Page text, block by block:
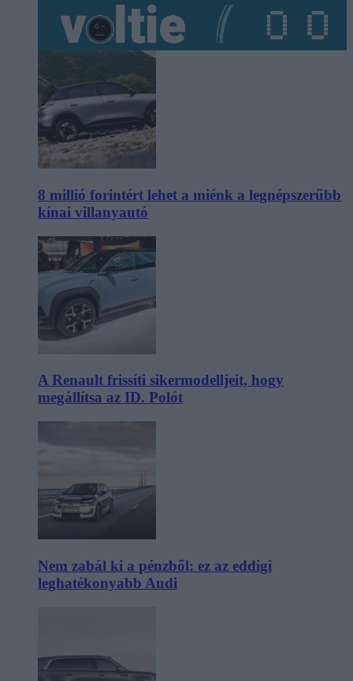
8 millió forintért lehet a miénk a legnépszerűbb
kínai villanyautó
A Renault frissíti sikermodelljeit, hogy
megállítsa az ID. Polót
Nem zabál ki a pénzből: ez az eddigi
leghatékonyabb Audi